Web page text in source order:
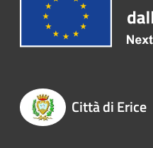
Città di Erice